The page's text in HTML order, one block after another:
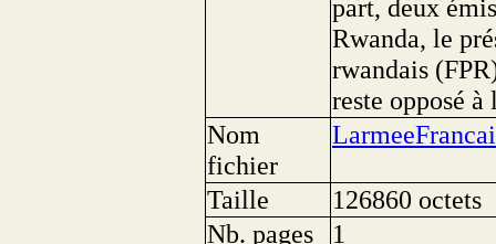
part, deux
Rwanda, le
rwandais
reste opposé
Nom
fichier
Taille
126860 octets
Nb. pages
1